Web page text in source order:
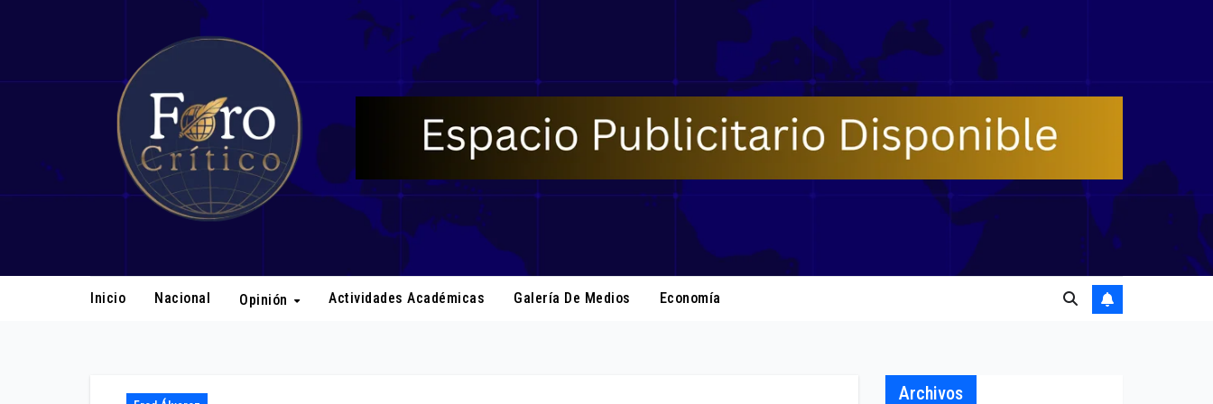
Inicio Nacional Opinión Actividades Académicas Galería De Medios Economía
Archivos